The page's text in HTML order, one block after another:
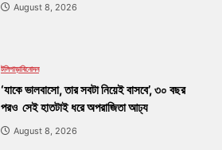
August 8, 2026
টলিপাড়াবিনোদন
‘যাকে ভালবাসো, তার সবটা নিয়েই বাসবে’, ৩০ বছর
পরও সেই হাতটাই ধরে অপরাজিতা আঢ্য
August 8, 2026